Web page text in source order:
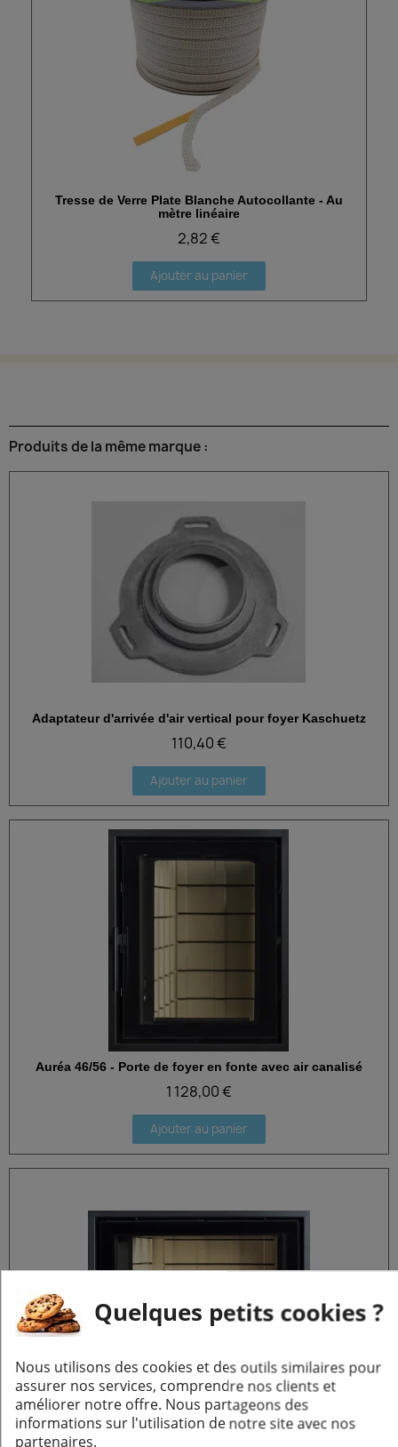
Aperçu rapide
Tresse de Verre Plate Blanche Autocollante - Au
mètre linéaire
2,82 €
Ajouter au panier
Produits de la même marque :
Aperçu rapide
Adaptateur d'arrivée d'air vertical pour foyer Kaschuetz
110,40 €
Ajouter au panier
Aperçu rapide
Auréa 46/56 - Porte de foyer en fonte avec air canalisé
1 128,00 €
Ajouter au panier
Aperçu rapide
Auréa 61/43 - Porte de foyer en fonte avec air canalisé
Quelques petits cookies ?
Nous utilisons des cookies et des outils similaires pour
assurer nos services, comprendre nos clients et
améliorer notre offre. Nous partageons des
informations sur l'utilisation de notre site avec nos
partenaires.